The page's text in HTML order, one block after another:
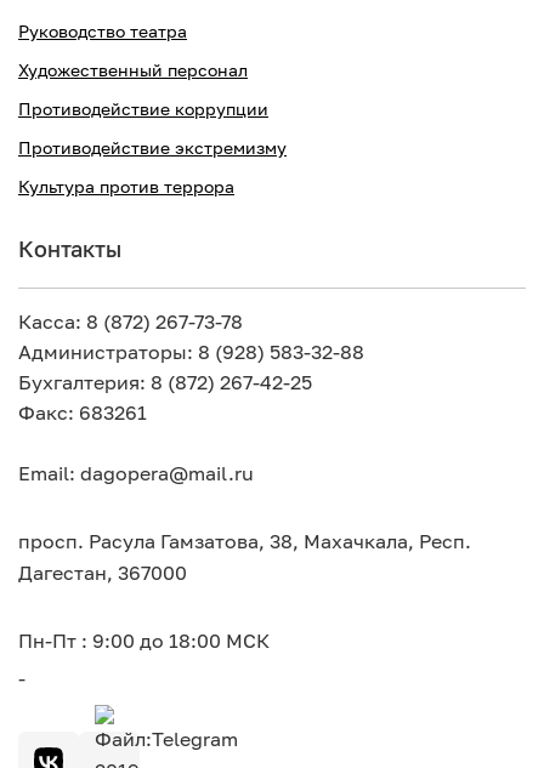
Руководство театра
Художественный персонал
Противодействие коррупции
Противодействие экстремизму
Культура против террора
Контакты
Касса: 8 (872) 267-73-78
Администраторы: 8 (928) 583-32-88
Бухгалтерия: 8 (872) 267-42-25
Факс: 683261
Email: dagopera@mail.ru
просп. Расула Гамзатова, 38, Махачкала, Респ.
Дагестан, 367000
Пн-Пт : 9:00 до 18:00 МСК
-